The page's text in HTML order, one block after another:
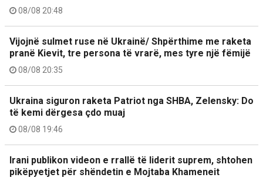
08/08 20:48
Vijojnë sulmet ruse në Ukrainë/ Shpërthime me raketa
pranë Kievit, tre persona të vrarë, mes tyre një fëmijë
08/08 20:35
Ukraina siguron raketa Patriot nga SHBA, Zelensky: Do
të kemi dërgesa çdo muaj
08/08 19:46
Irani publikon videon e rrallë të liderit suprem, shtohen
pikëpyetjet për shëndetin e Mojtaba Khameneit